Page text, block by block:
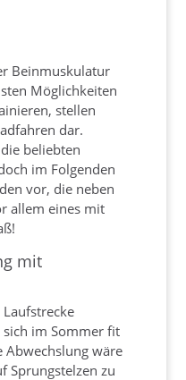
Beinmuskulatur
Möglichkeiten
stellen
dar.
beliebten
im Folgenden
vor, die neben
allem eines mit
mit
Laufstrecke
im Sommer fit
Abwechslung wäre
Sprungstelzen zu